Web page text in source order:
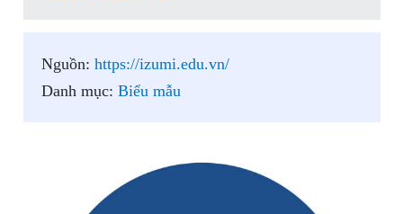
Nguồn: https://izumi.edu.vn/
Danh mục: Biểu mẫu